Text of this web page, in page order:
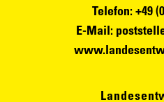
Telefon: +49
E-Mail: